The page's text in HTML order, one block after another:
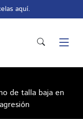
aquí.
de talla baja en